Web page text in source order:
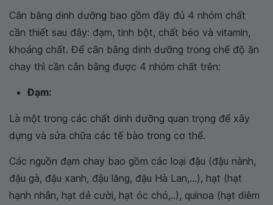
Cân bằng dinh dưỡng bao gồm đầy đủ 4 nhóm chất
cần thiết sau đây: đạm, tinh bột, chất béo và vitamin,
khoáng chất. Để cân bằng dinh dưỡng trong chế độ ăn
chay thì cần cân bằng được 4 nhóm chất trên:
Đạm:
Là một trong các chất dinh dưỡng quan trọng để xây
dựng và sửa chữa các tế bào trong cơ thể.
Các nguồn đạm chay bao gồm các loại đậu (đậu nành,
đậu gà, đậu xanh, đậu lăng, đậu Hà Lan,...), hạt (hạt
hạnh nhân, hạt dẻ cười, hạt óc chó,..), quinoa (hạt diêm